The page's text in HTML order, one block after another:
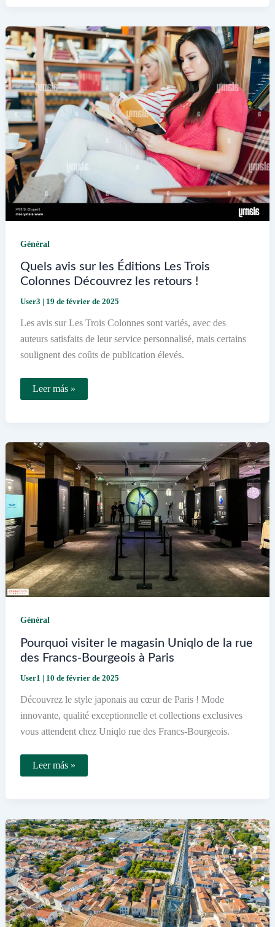
Qu’est-
ce
que
c’est
exactement
Général
Quels avis sur les Éditions Les Trois
Colonnes Découvrez les retours !
User3 | 19 de février de 2025
Les avis sur Les Trois Colonnes sont variés, avec des
auteurs satisfaits de leur service personnalisé, mais certains
soulignent des coûts de publication élevés.
Quels
avis
Trois
Colonnes
Découvrez
les
retours
!
Leer más »
Général
Pourquoi visiter le magasin Uniqlo de la rue
des Francs-Bourgeois à Paris
User1 | 10 de février de 2025
Découvrez le style japonais au cœur de Paris ! Mode
innovante, qualité exceptionnelle et collections exclusives
vous attendent chez Uniqlo rue des Francs-Bourgeois.
Pourquoi
visiter
la
rue
des
Francs-
Bourgeois
à
Paris
Leer más »